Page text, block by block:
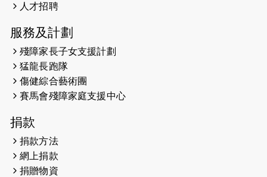
2025-02-05
馬拉松與猛龍國際共融大使Lukas
2024-12-31
人才招聘
服務及計劃
殘障家長子女支援計劃
猛龍長跑隊
傷健綜合藝術團
賽馬會殘障家庭支援中心
捐款
捐款方法
網上捐款
捐贈物資